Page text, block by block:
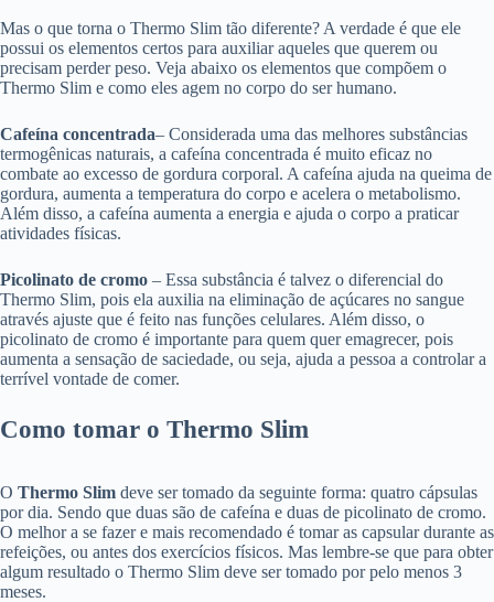
Mas o que torna o Thermo Slim tão diferente? A verdade é que ele
possui os elementos certos para auxiliar aqueles que querem ou
precisam perder peso. Veja abaixo os elementos que compõem o
Thermo Slim e como eles agem no corpo do ser humano.
Cafeína concentrada– Considerada uma das melhores substâncias
termogênicas naturais, a cafeína concentrada é muito eficaz no
combate ao excesso de gordura corporal. A cafeína ajuda na queima de
gordura, aumenta a temperatura do corpo e acelera o metabolismo.
Além disso, a cafeína aumenta a energia e ajuda o corpo a praticar
atividades físicas.
Picolinato de cromo – Essa substância é talvez o diferencial do
Thermo Slim, pois ela auxilia na eliminação de açúcares no sangue
através ajuste que é feito nas funções celulares. Além disso, o
picolinato de cromo é importante para quem quer emagrecer, pois
aumenta a sensação de saciedade, ou seja, ajuda a pessoa a controlar a
terrível vontade de comer.
Como tomar o Thermo Slim
O Thermo Slim deve ser tomado da seguinte forma: quatro cápsulas
por dia. Sendo que duas são de cafeína e duas de picolinato de cromo.
O melhor a se fazer e mais recomendado é tomar as capsular durante as
refeições, ou antes dos exercícios físicos. Mas lembre-se que para obter
algum resultado o Thermo Slim deve ser tomado por pelo menos 3
meses.